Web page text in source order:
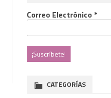
Correo Electrónico *
CATEGORÍAS